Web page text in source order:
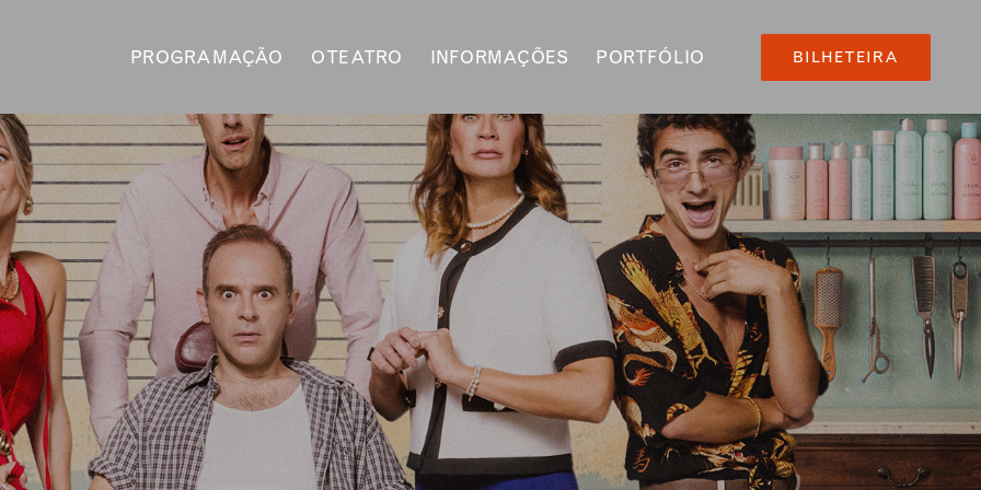
PROGRAMAÇÃO O TEATRO INFORMAÇÕES PORTFÓLIO BILHETEIRA